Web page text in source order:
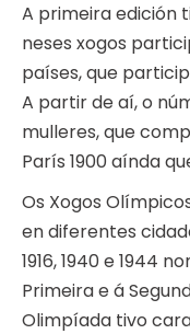
A primeira edición
neses xogos
países, que
A partir de aí, o
mulleres, que
París 1900 aínda
Os Xogos
en diferentes
1916, 1940 e 1944
Primeira e á
Olimpíada tivo